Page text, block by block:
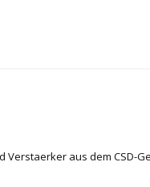
Verstaerker aus dem CSD-